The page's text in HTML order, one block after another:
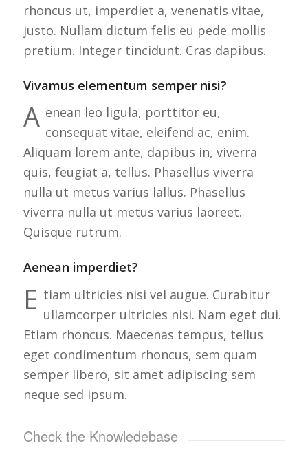
rhoncus ut, imperdiet a, venenatis vitae,
justo. Nullam dictum felis eu pede mollis
pretium. Integer tincidunt. Cras dapibus.
Vivamus elementum semper nisi?
A enean leo ligula, porttitor eu,
consequat vitae, eleifend ac, enim.
Aliquam lorem ante, dapibus in, viverra
quis, feugiat a, tellus. Phasellus viverra
nulla ut metus varius lallus. Phasellus
viverra nulla ut metus varius laoreet.
Quisque rutrum.
Aenean imperdiet?
E tiam ultricies nisi vel augue. Curabitur
ullamcorper ultricies nisi. Nam eget dui.
Etiam rhoncus. Maecenas tempus, tellus
eget condimentum rhoncus, sem quam
semper libero, sit amet adipiscing sem
neque sed ipsum.
Check the Knowledebase